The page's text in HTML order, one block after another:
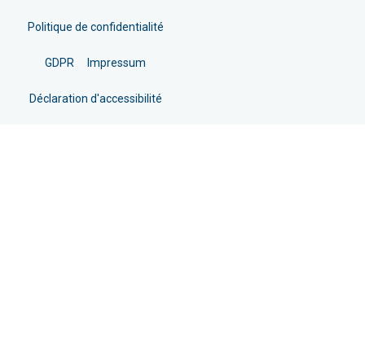
Politique de confidentialité
GDPR Impressum
Déclaration d'accessibilité